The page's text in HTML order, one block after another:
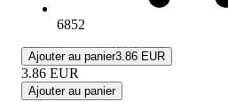
6852
Ajouter au panier3.86 EUR
3.86 EUR
Ajouter au panier